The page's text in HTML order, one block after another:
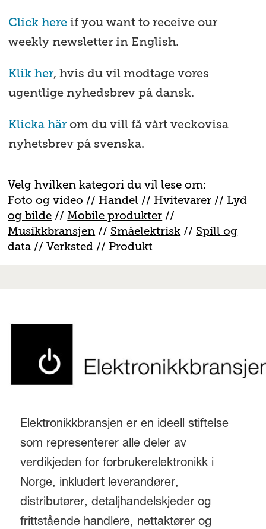
Click hereif you want to receive our
weekly newsletter in English.
Klik her, hvis du vil modtage vores
ugentlige nyhedsbrev på dansk.
Klicka härom du vill få vårt veckovisa
nyhetsbrev på svenska.
Velg hvilken kategori du vil lese om:
Foto og video // Handel // Hvitevarer // Lyd
og bilde //Mobile produkter //
Musikkbransjen // Småelektrisk // Spill og
data //Verksted // Produkt
Elektronikkbransjen er en ideell stiftelse
som representerer alle deler av
verdikjeden for forbrukerelektronikk i
Norge, inkludert leverandører,
distributører, detaljhandelskjeder og
frittstående handlere, nettaktører og